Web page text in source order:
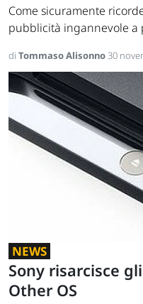
Come sicuramente
pubblicità ingannevole a
di Tommaso Alisonno30
NEWS
Sony risarcisce
Other OS